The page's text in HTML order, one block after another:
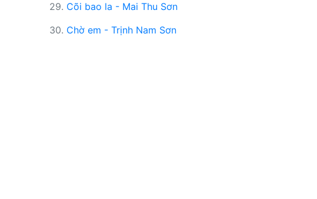
29. Cõi bao la - Mai Thu Sơn
30. Chờ em - Trịnh Nam Sơn